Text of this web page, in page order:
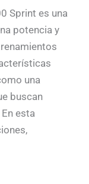
Sprint es una
potencia y
una
buscan
esta